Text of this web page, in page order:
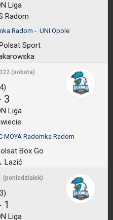
Liga
Radom
Radom - UNI Opole
Sport
(sobota)
3
Liga
MOYA Radomka Radom
Box Go
Lazić
(poniedziałek)
1
Liga